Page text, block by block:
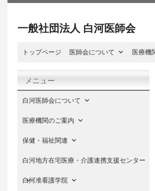
一般社団法人 白河医師会
トップページ 医師会について 医療機
メニュー
白河医師会について
医療機関のご案内
保健・福祉関連
白河地方在宅医療・介護連携支援センター
白河准看護学院